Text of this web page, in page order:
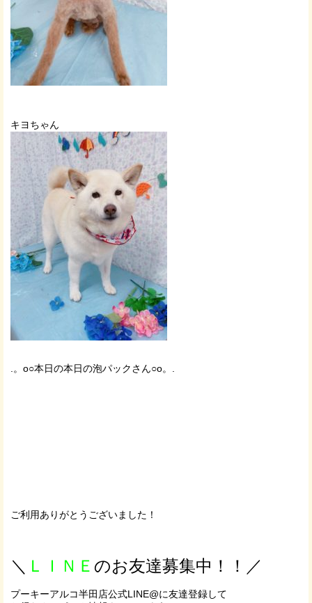
キヨちゃん
.。o○本日の本日の泡パックさん○o。.
ご利用ありがとうございました！
＼ ＬＩＮＥ のお友達募集中！！／
プーキーアルコ半田店公式LINE@に友達登録して